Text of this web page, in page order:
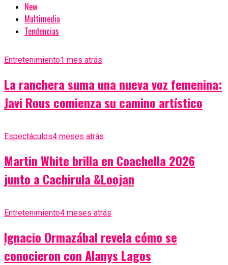
New
Multimedia
Tendencias
Entretenimiento1 mes atrás
La ranchera suma una nueva voz femenina:
Javi Rous comienza su camino artístico
Espectáculos4 meses atrás
Martin White brilla en Coachella 2026
junto a Cachirula &Loojan
Entretenimiento4 meses atrás
Ignacio Ormazábal revela cómo se
conocieron con Alanys Lagos